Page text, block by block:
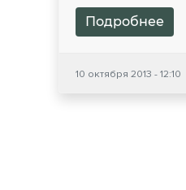
Подробнее
10 октября 2013 - 12:10